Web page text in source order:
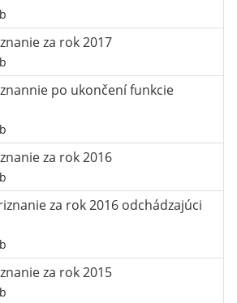
za rok 2017
po ukončení funkcie
za rok 2016
za rok 2016 odchádzajúci
za rok 2015